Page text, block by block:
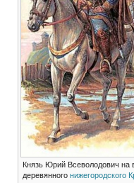
Князь Юрий Всеволодович на
деревянного нижегородского